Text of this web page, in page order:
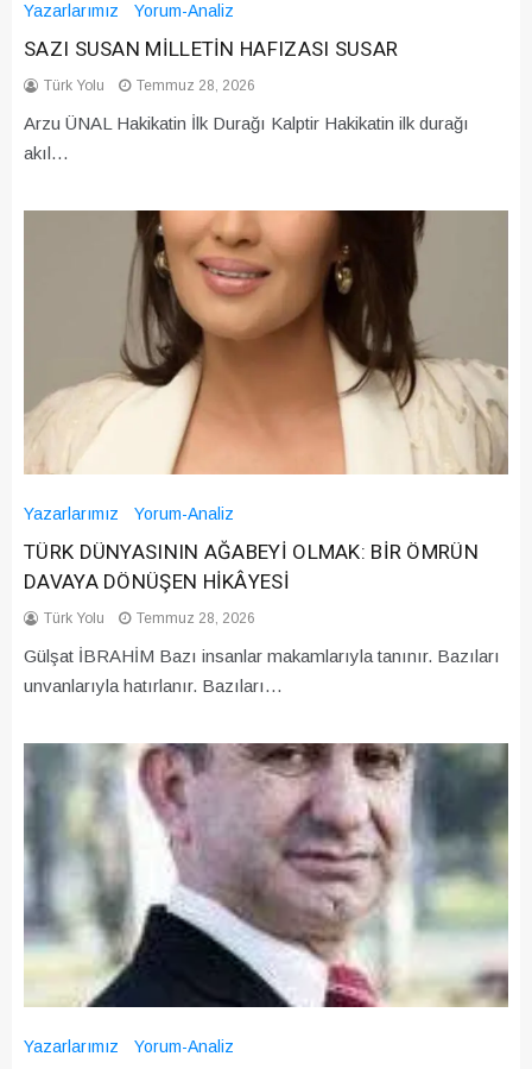
Yazarlarımız Yorum-Analiz
SAZI SUSAN MİLLETİN HAFIZASI SUSAR
Türk Yolu Temmuz 28, 2026
Arzu ÜNAL Hakikatin İlk Durağı Kalptir Hakikatin ilk durağı
akıl…
Yazarlarımız Yorum-Analiz
TÜRK DÜNYASININ AĞABEYİ OLMAK: BİR ÖMRÜN
DAVAYA DÖNÜŞEN HİKÂYESİ
Türk Yolu Temmuz 28, 2026
Gülşat İBRAHİM Bazı insanlar makamlarıyla tanınır. Bazıları
unvanlarıyla hatırlanır. Bazıları…
Yazarlarımız Yorum-Analiz